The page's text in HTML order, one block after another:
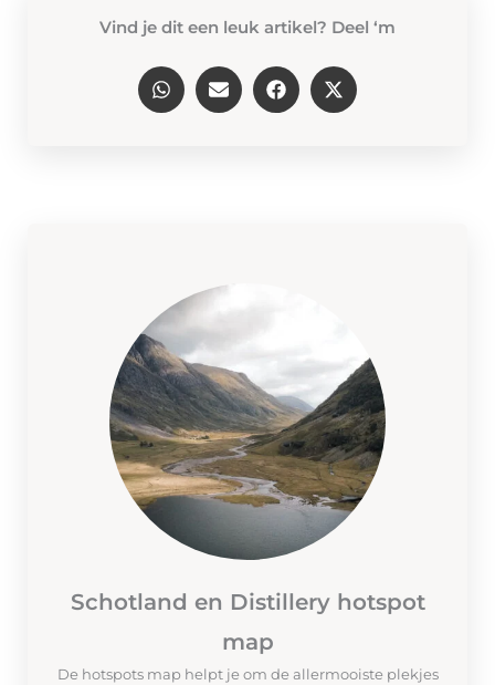
Vind je dit een leuk artikel? Deel ‘m
Schotland en Distillery hotspot
map
De hotspots map helpt je om de allermooiste plekjes